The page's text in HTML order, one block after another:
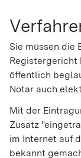
Sie müssen die
Registergericht
öffentlich
Notar auch
Mit der
Zusatz
im Internet auf
bekannt